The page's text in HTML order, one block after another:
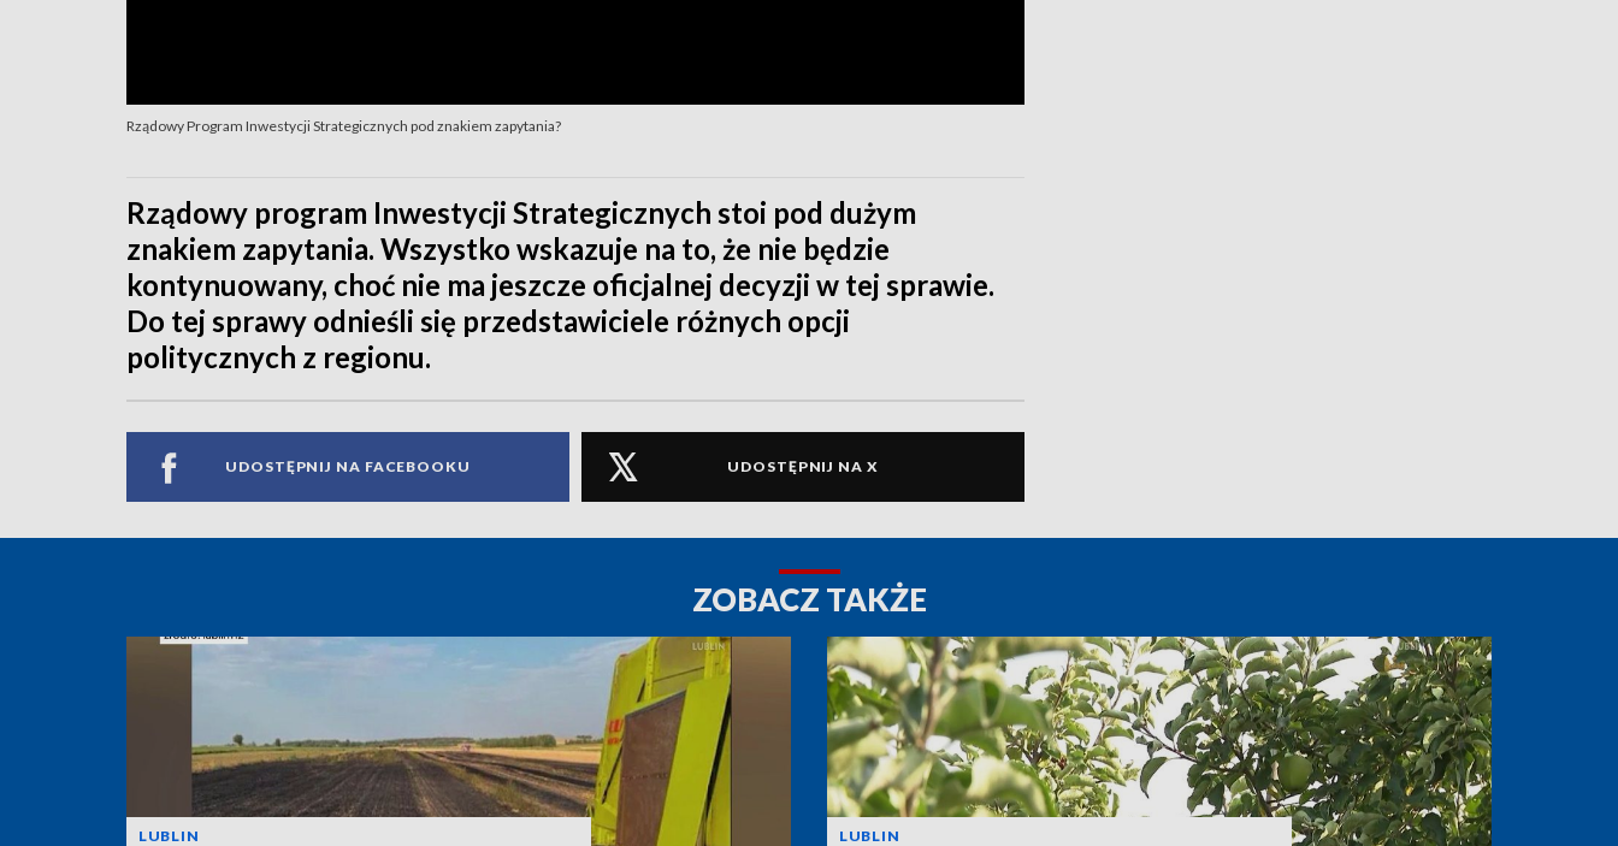
Rządowy Program Inwestycji Strategicznych pod znakiem zapytania?
Rządowy program Inwestycji Strategicznych stoi pod dużym
znakiem zapytania. Wszystko wskazuje na to, że nie będzie
kontynuowany, choć nie ma jeszcze oficjalnej decyzji w tej sprawie.
Do tej sprawy odnieśli się przedstawiciele różnych opcji
politycznych z regionu.
UDOSTĘPNIJ NA FACEBOOKU UDOSTĘPNIJ NA X
ZOBACZ TAKŻE
LUBLIN LUBLIN